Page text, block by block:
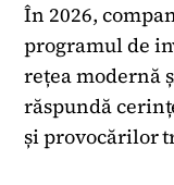
În 2026,
programul de
rețea modernă
răspundă
și provocărilor